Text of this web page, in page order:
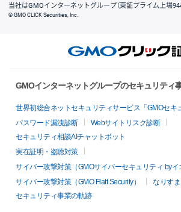
当社はGMOインターネットグループ（東証プライム上場
© GMO CLICK Securities, Inc.
GMOインターネットグループのセキュリティ
世界初総合ネットセキュリティサービス「GMOセキ
パスワード漏洩診断
Webサイトリスク診断
セキュリティ相談AIチャットボット
実在証明・盗聴対策
サイバー攻撃対策（GMOサイバーセキュリティ byイ
サイバー攻撃対策（GMO Flatt Security）
なりす
セキュリティ事業の軌跡